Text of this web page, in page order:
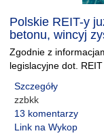
Polskie REIT-y
betonu, wincyj
Zgodnie z
legislacyjne dot. REIT
Szczegóły
zzbkk
13 komentarzy
Link na Wykop